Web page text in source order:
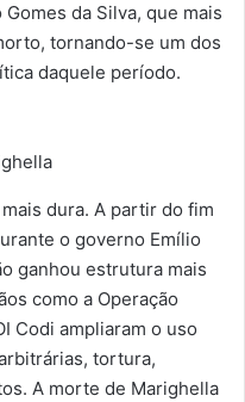
da Silva, que mais
tornando-se um dos
daquele período.
dura. A partir do fim
o governo Emílio
ganhou estrutura mais
como a Operação
Codi ampliaram o uso
tortura,
A morte de Marighella